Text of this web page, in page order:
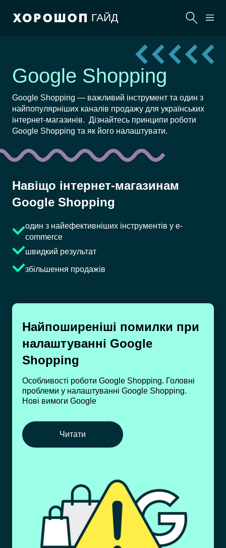
ГАЙД
Google Shopping
Google Shopping — важливий інструмент та один з
найпопулярніших каналів продажу для українських
інтернет-магазинів. Дізнайтесь принципи роботи
Google Shopping та як його налаштувати.
Навіщо інтернет-магазинам
Google Shopping
один з найефективніших інструментів у e-
commerce
швидкий результат
збільшення продажів
Найпоширеніші помилки при
налаштуванні Google
Shopping
Особливості роботи Google Shopping. Головні
проблеми у налаштуванні Google Shopping.
Нові вимоги Google
Читати